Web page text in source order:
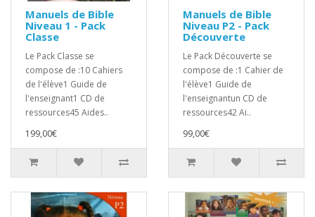
Manuels de Bible
Niveau 1 - Pack
Classe
Le Pack Classe se
compose de :10 Cahiers
de l'élève1 Guide de
l'enseignant1 CD de
ressources45 Aides..
199,00€
Manuels de Bible
Niveau P2 - Pack
Découverte
Le Pack Découverte se
compose de :1 Cahier de
l'élève1 Guide de
l'enseignantun CD de
ressources42 Ai..
99,00€